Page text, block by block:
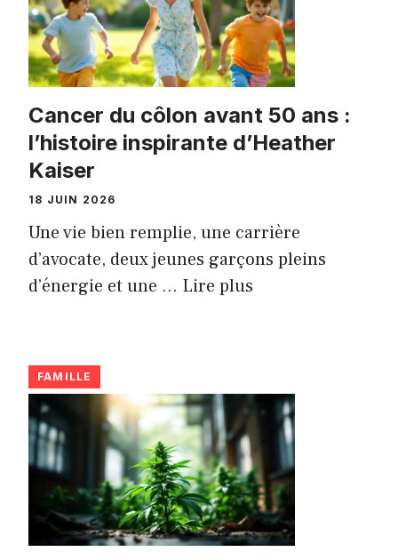
Cancer du côlon avant 50 ans :
l’histoire inspirante d’Heather
Kaiser
18 JUIN 2026
Une vie bien remplie, une carrière
d’avocate, deux jeunes garçons pleins
d’énergie et une ... Lire plus
FAMILLE